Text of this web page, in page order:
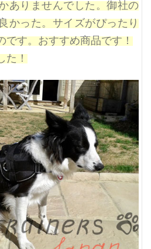
ありませんでした。御社の
かった。サイズがぴったり
です。おすすめ商品です！
た！